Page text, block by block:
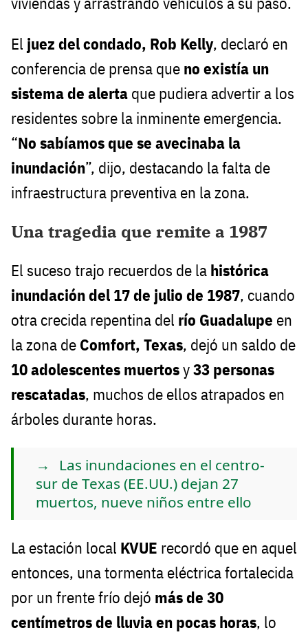
El juez del condado, Rob Kelly, declaró en
conferencia de prensa que no existía un
sistema de alerta que pudiera advertir a los
residentes sobre la inminente emergencia.
“No sabíamos que se avecinaba la
inundación”, dijo, destacando la falta de
infraestructura preventiva en la zona.
Una tragedia que remite a 1987
El suceso trajo recuerdos de la histórica
inundación del 17 de julio de 1987, cuando
otra crecida repentina del río Guadalupe en
la zona de Comfort, Texas, dejó un saldo de
10 adolescentes muertosy33 personas
rescatadas, muchos de ellos atrapados en
árboles durante horas.
Las inundaciones en el centro-
sur de Texas (EE.UU.) dejan 27
muertos, nueve niños entre ello
La estación local KVUE recordó que en aquel
entonces, una tormenta eléctrica fortalecida
por un frente frío dejó más de 30
centímetros de lluvia en pocas horas, lo